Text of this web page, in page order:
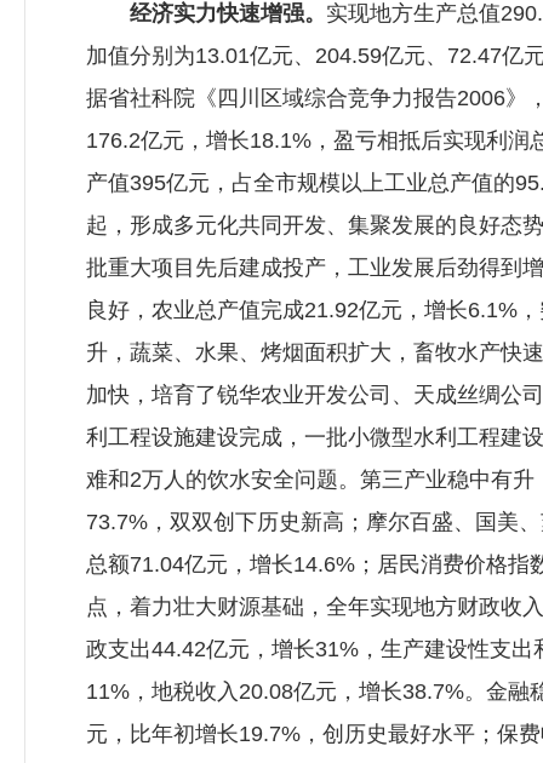
经济实力快速增强。 实现地方生产总值
加值分别为13.01亿元、204.59亿元、72.47亿
据省社科院《四川区域综合竞争力报告2006》
176.2亿元，增长18.1%，盈亏相抵后实现利
产值395亿元，占全市规模以上工业总产值的
起，形成多元化共同开发、集聚发展的良好态
批重大项目先后建成投产，工业发展后劲得到
良好，农业总产值完成21.92亿元，增长6.1%
升，蔬菜、水果、烤烟面积扩大，畜牧水产快
加快，培育了锐华农业开发公司、天成丝绸公
利工程设施建设完成，一批小微型水利工程建
难和2万人的饮水安全问题。第三产业稳中有
73.7%，双双创下历史新高；摩尔百盛、国美
总额71.04亿元，增长14.6%；居民消费价格
点，着力壮大财源基础，全年实现地方财政收
政支出44.42亿元，增长31%，生产建设性支
11%，地税收入20.08亿元，增长38.7%。金
元，比年初增长19.7%，创历史最好水平；保